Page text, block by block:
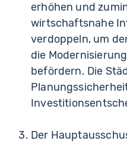
erhöhen und
wirtschaftsnahe
verdoppeln, um
die
befördern. Die
Der